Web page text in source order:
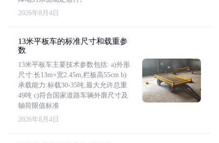
2026年8月4日
13米平板车的标准尺寸和载重参
数
13米平板车主要技术参数包括: a)外形
尺寸:长13m×宽2.45m,栏板高55cm b)
承载能力:标载30-35吨,最大允许总重
49吨 c)符合国家道路车辆外廓尺寸及
轴荷限值标准
2026年8月4日